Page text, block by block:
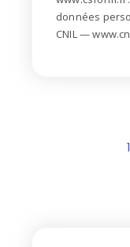
données
CNIL —